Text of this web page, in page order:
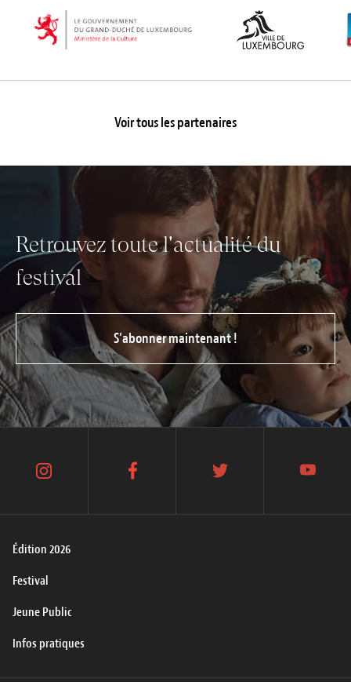
Voir tous les partenaires
Retrouvez toute l'actualité du
festival
S’abonner maintenant !
Édition 2026
Festival
Jeune Public
Infos pratiques
instagram facebook twitter youtube